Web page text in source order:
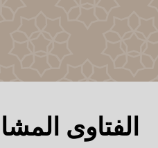
الفتاوى